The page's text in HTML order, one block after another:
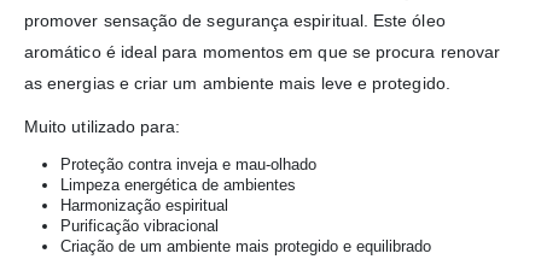
promover sensação de segurança espiritual. Este óleo
aromático é ideal para momentos em que se procura renovar
as energias e criar um ambiente mais leve e protegido.
Muito utilizado para:
Proteção contra inveja e mau-olhado
Limpeza energética de ambientes
Harmonização espiritual
Purificação vibracional
Criação de um ambiente mais protegido e equilibrado